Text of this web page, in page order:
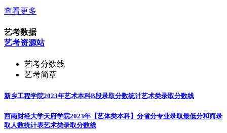
查看更多
艺考数据
艺考资源站
艺考分数线
艺考简章
新乡工程学院2023年艺术本科B段录取分数统计艺术类录取分数线
西南财经大学天府学院2023年【艺体类本科】分省分专业录取最低分和而录
取人数统计表艺术类录取分数线